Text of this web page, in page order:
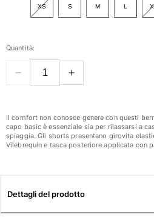
Costumi da bagno
Slips
Vedi tutti i Costumi da bagno
Abbigliamento
Shorts
XS S M L
Quantità:
Il comfort non conosce genere con questi
capo basic è essenziale sia per rilassarsi a
spiaggia. Gli shorts presentano girovita
Vilebrequin e tasca posteriore applicata con
Dettagli del prodotto